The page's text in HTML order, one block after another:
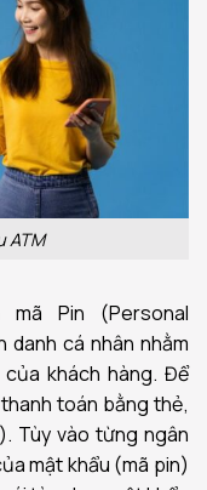
ATM
Pin (Personal
danh cá nhân nhằm
khách hàng. Để
toán bằng thẻ,
Tùy vào từng ngân
mật khẩu (mã pin)